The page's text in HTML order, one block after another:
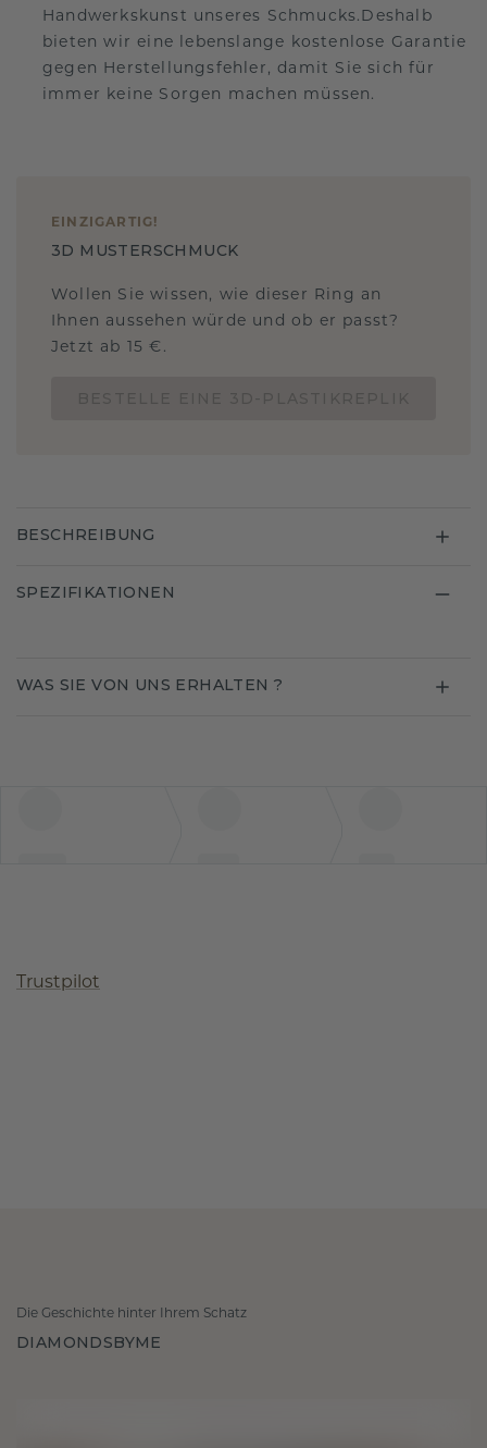
Handwerkskunst unseres Schmucks.Deshalb
bieten wir eine lebenslange kostenlose Garantie
gegen Herstellungsfehler, damit Sie sich für
immer keine Sorgen machen müssen.
EINZIGARTIG !
3D MUSTERSCHMUCK
Wollen Sie wissen, wie dieser Ring an
Ihnen aussehen würde und ob er passt?
Jetzt ab 15 €.
BESCHREIBUNG
SPEZIFIKATIONEN
WAS SIE VON UNS ERHALTEN ?
Trustpilot
Die Geschichte hinter Ihrem Schatz
DIAMONDSBYME